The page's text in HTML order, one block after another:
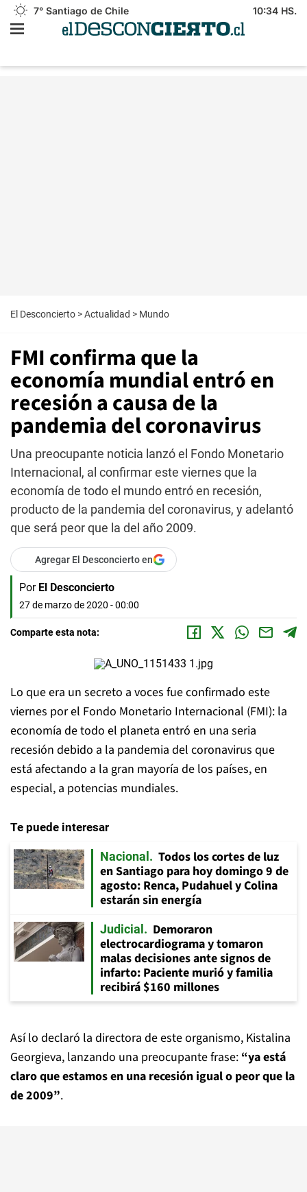
7° Santiago de Chile 10:34 HS.
El Desconcierto >Actualidad > Mundo
FMI confirma que la
economía mundial entró en
recesión a causa de la
pandemia del coronavirus
Una preocupante noticia lanzó el Fondo Monetario
Internacional, al confirmar este viernes que la
economía de todo el mundo entró en recesión,
producto de la pandemia del coronavirus, y adelantó
que será peor que la del año 2009.
Agregar El Desconcierto en
Por El Desconcierto
27 de marzo de 2020 - 00:00
Comparte esta nota:
Lo que era un secreto a voces fue confirmado este
viernes por el Fondo Monetario Internacional (FMI): la
economía de todo el planeta entró en una seria
recesión debido a la pandemia del coronavirus que
está afectando a la gran mayoría de los países, en
especial, a potencias mundiales.
Te puede interesar
Nacional
Todos los cortes de luz
en Santiago para hoy domingo 9 de
agosto: Renca, Pudahuel y Colina
estarán sin energía
Judicial
Demoraron
electrocardiograma y tomaron
malas decisiones ante signos de
infarto: Paciente murió y familia
recibirá $160 millones
Así lo declaró la directora de este organismo, Kistalina
Georgieva, lanzando una preocupante frase: “ya está
claro que estamos en una recesión igual o peor que la
de 2009”.